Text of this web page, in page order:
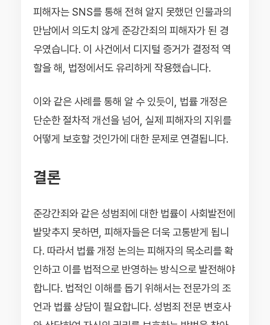
피해자는 SNS를 통해 전혀 알지 못했던 인물과의
만남에서 의도치 않게 준강간죄의 피해자가 된 경
우였습니다. 이 사건에서 디지털 증거가 결정적 역
할을 해, 법정에서도 유리하게 작용했습니다.
이와 같은 사례를 통해 알 수 있듯이, 법률 개정은
단순한 절차적 개선을 넘어, 실제 피해자의 지위를
어떻게 보호할 것인가에 대한 문제로 연결됩니다.
결론
준강간죄와 같은 성범죄에 대한 법률이 사회발전에
발맞추지 못하면, 피해자들은 더욱 고통받게 됩니
다. 따라서 법률 개정 논의는 피해자의 목소리를 확
인하고 이를 법적으로 반영하는 방식으로 발전해야
합니다. 법적인 이해를 돕기 위해서는 전문가의 조
언과 법률 상담이 필요합니다. 성범죄 전문 변호사